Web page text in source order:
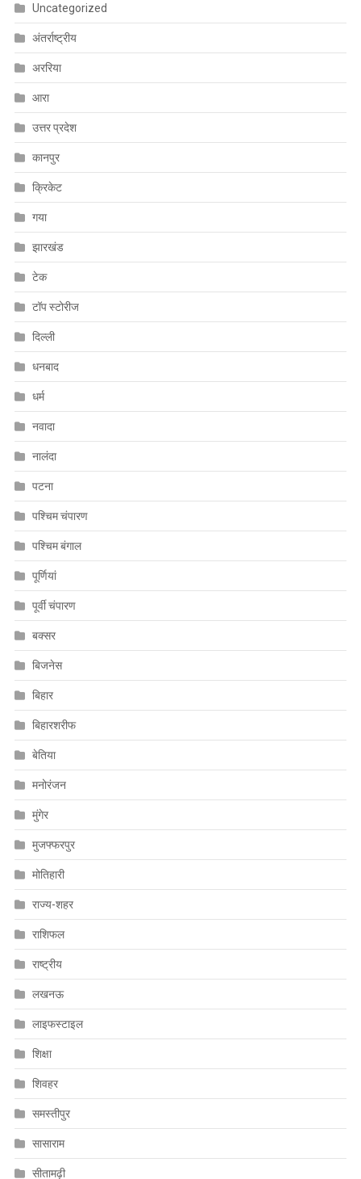
Uncategorized
अंतर्राष्ट्रीय
अररिया
आरा
उत्तर प्रदेश
कानपुर
क्रिकेट
गया
झारखंड
टेक
टॉप स्टोरीज
दिल्ली
धनबाद
धर्म
नवादा
नालंदा
पटना
पश्चिम चंपारण
पश्चिम बंगाल
पूर्णियां
पूर्वी चंपारण
बक्सर
बिजनेस
बिहार
बिहारशरीफ
बेतिया
मनोरंजन
मुंगेर
मुजफ्फरपुर
मोतिहारी
राज्य-शहर
राशिफल
राष्ट्रीय
लखनऊ
लाइफस्टाइल
शिक्षा
शिवहर
समस्तीपुर
सासाराम
सीतामढ़ी